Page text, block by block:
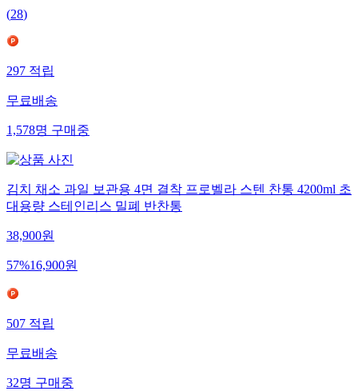
(28)
297 적립
무료배송
1,578명 구매중
김치 채소 과일 보관용 4면 결착 프로벨라 스텐 찬통 4200ml 초
대용량 스테인리스 밀폐 반찬통
38,900원
57%16,900원
507 적립
무료배송
32명 구매중